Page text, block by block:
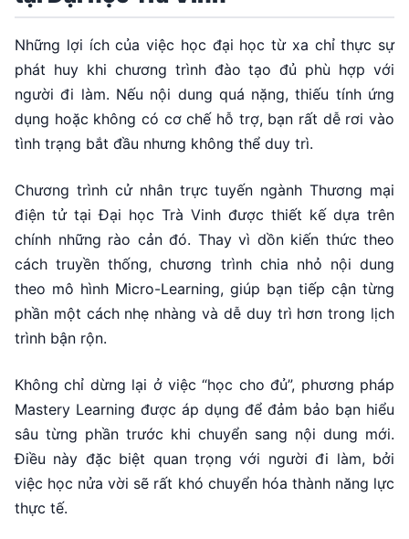
Những lợi ích của việc học đại học từ xa chỉ thực sự
phát huy khi chương trình đào tạo đủ phù hợp với
người đi làm. Nếu nội dung quá nặng, thiếu tính ứng
dụng hoặc không có cơ chế hỗ trợ, bạn rất dễ rơi vào
tình trạng bắt đầu nhưng không thể duy trì.
Chương trình cử nhân trực tuyến ngành Thương mại
điện tử tại Đại học Trà Vinh được thiết kế dựa trên
chính những rào cản đó. Thay vì dồn kiến thức theo
cách truyền thống, chương trình chia nhỏ nội dung
theo mô hình Micro-Learning, giúp bạn tiếp cận từng
phần một cách nhẹ nhàng và dễ duy trì hơn trong lịch
trình bận rộn.
Không chỉ dừng lại ở việc “học cho đủ”, phương pháp
Mastery Learning được áp dụng để đảm bảo bạn hiểu
sâu từng phần trước khi chuyển sang nội dung mới.
Điều này đặc biệt quan trọng với người đi làm, bởi
việc học nửa vời sẽ rất khó chuyển hóa thành năng lực
thực tế.